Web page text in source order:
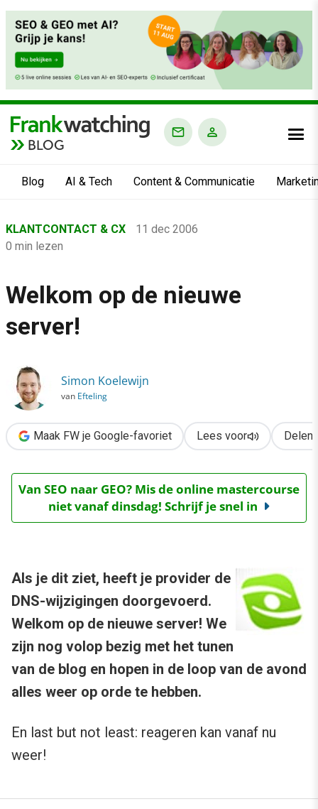
BLOG
Blog AI & Tech Content & Communicatie
›
Klantcontact & CX
›
KLANTCONTACT & CX
11 dec 2006
0 min lezen
Welkom op de nieuwe
server!
Simon Koelewijn
van Efteling
Maak FW je Google-favoriet Lees voor Delen
Van SEO naar GEO? Mis de online mastercourse
niet vanaf dinsdag! Schrijf je snel in
Als je dit ziet, heeft je provider de
DNS-wijzigingen doorgevoerd.
Welkom op de nieuwe server! We
zijn nog volop bezig met het tunen
van de blog en hopen in de loop van de avond
alles weer op orde te hebben.
En last but not least: reageren kan vanaf nu
weer!